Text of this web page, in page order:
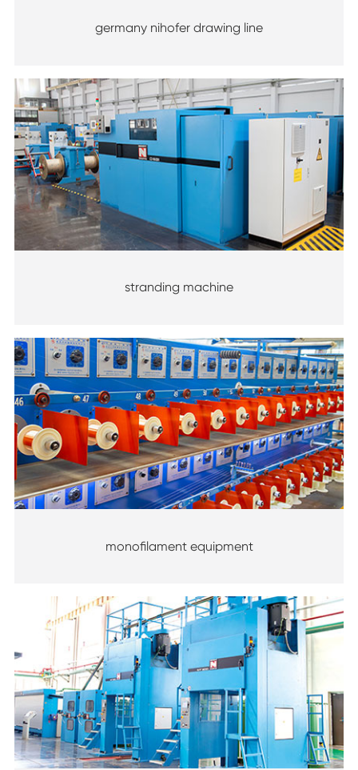
germany nihofer drawing line
stranding machine
monofilament equipment